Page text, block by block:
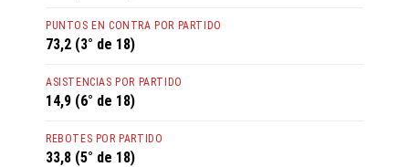
PUNTOS EN CONTRA POR PARTIDO
73,2 (3° de 18)
ASISTENCIAS POR PARTIDO
14,9 (6° de 18)
REBOTES POR PARTIDO
33,8 (5° de 18)